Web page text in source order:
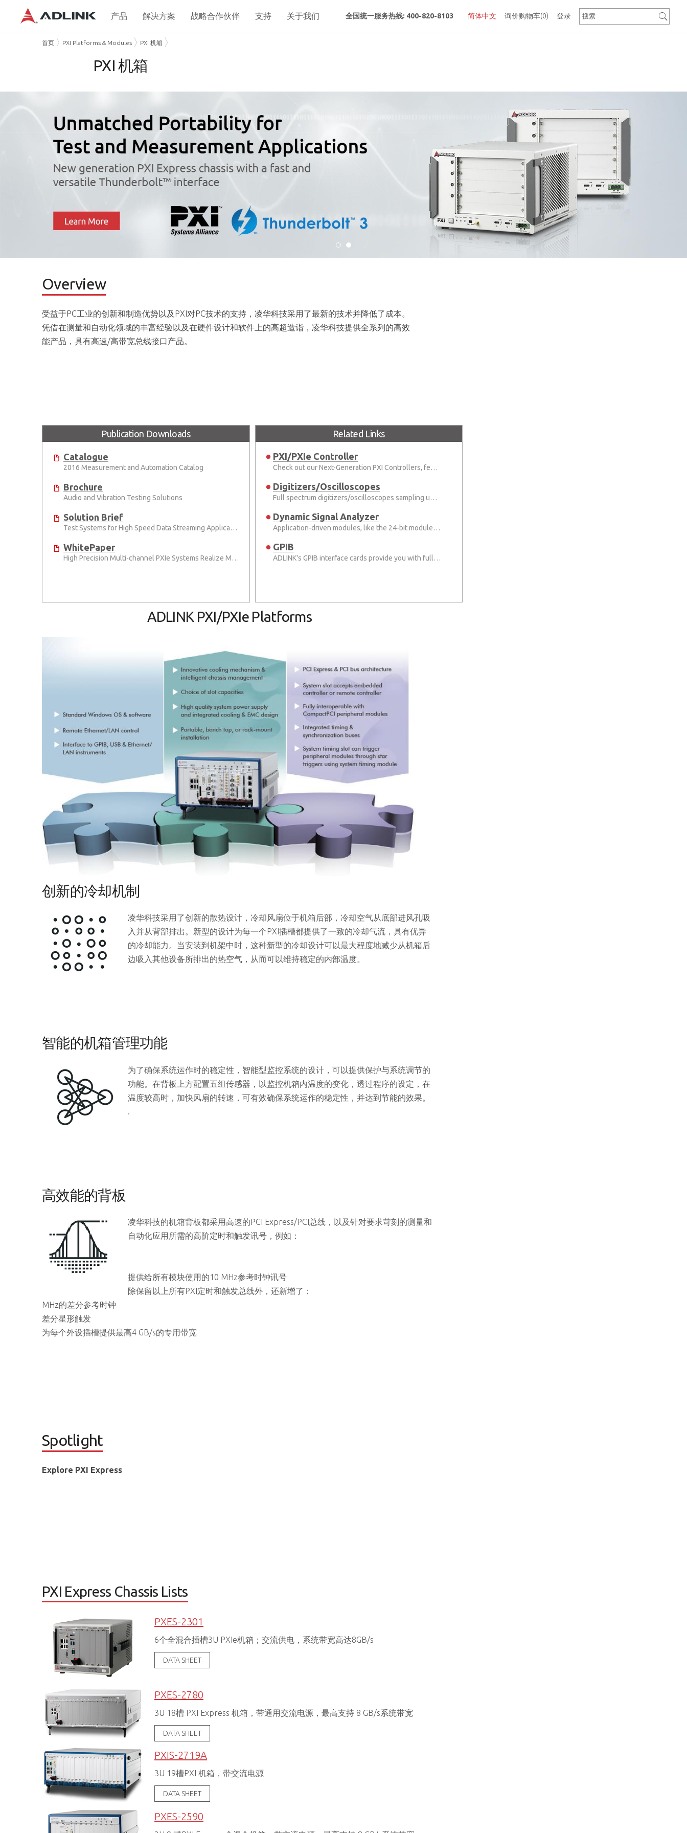
询价购物车(0)
简体中文
全国统一服务热线: 400-820-8103 登录
产品 解决方案 战略合作伙伴 支持 关于我们
首页 PXI Platforms & Modules PXI 机箱
PXI 机箱
Overview
受益于PC工业的创新和制造优势以及PXI对PC技术的支持，凌华科技采用了最新的技术并降低了成本。
凭借在测量和自动化领域的丰富经验以及在硬件设计和软件上的高超造诣，凌华科技提供全系列的高效
能产品，具有高速/高带宽总线接口产品。
Publication Downloads
Catalogue
2016 Measurement and Automation Catalog
Brochure
Audio and Vibration Testing Solutions
Solution Brief
Test Systems for High Speed Data Streaming Applications
WhitePaper
High Precision Multi-channel PXIe Systems Realize More Efficient Wind Tunnel Testing
Related Links
PXI/PXIe Controller
Check out our Next-Generation PXI Controllers, featuring the Intel® latest processors.
Digitizers/Oscilloscopes
Full spectrum digitizers/oscilloscopes sampling up to 200 MS/s, and up to 24 bits in digitizers up to 8 channels.
Dynamic Signal Analyzer
Application-driven modules, like the 24-bit module for sound & vibration applications.
GPIB
ADLINK's GPIB interface cards provide you with full compatibility with all your existing applications.
ADLINK PXI/PXIe Platforms
创新的冷却机制
凌华科技采用了创新的散热设计，冷却风扇位于机箱后部，冷却空气从底部进风孔吸
入并从背部排出。新型的设计为每一个PXI插槽都提供了一致的冷却气流，具有优异
的冷却能力。当安装到机架中时，这种新型的冷却设计可以最大程度地减少从机箱后
边吸入其他设备所排出的热空气，从而可以维持稳定的内部温度。
智能的机箱管理功能
为了确保系统运作时的稳定性，智能型监控系统的设计，可以提供保护与系统调节的
功能。在背板上方配置五组传感器，以监控机箱内温度的变化，透过程序的设定，在
温度较高时，加快风扇的转速，可有效确保系统运作的稳定性，并达到节能的效果。
.
高效能的背板
凌华科技的机箱背板都采用高速的PCI Express/PCI总线，以及针对要求苛刻的测量和
自动化应用所需的高阶定时和触发讯号，例如：
提供给所有模块使用的10 MHz参考时钟讯号
除保留以上所有PXI定时和触发总线外，还新增了：
MHz的差分参考时钟
差分星形触发
为每个外设插槽提供最高4 GB/s的专用带宽
Spotlight
Explore PXI Express
PXI Express Chassis Lists
PXES-2301
6个全混合插槽3U PXIe机箱；交流供电，系统带宽高达8GB/s
DATA SHEET
PXES-2780
3U 18槽 PXI Express 机箱，带通用交流电源，最高支持 8 GB/s系统带宽
DATA SHEET
PXIS-2719A
3U 19槽PXI 机箱，带交流电源
DATA SHEET
PXES-2590